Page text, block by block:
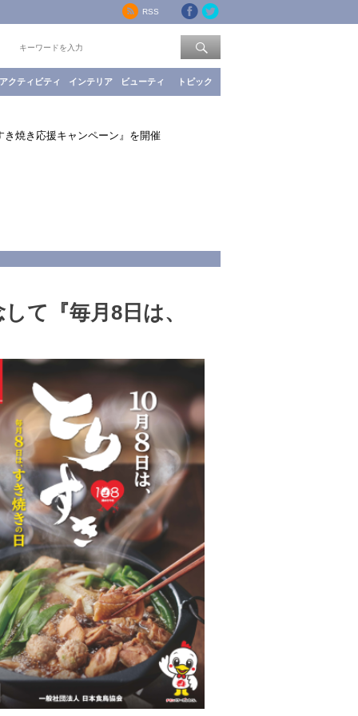
RSS
アクティビティ インテリア ビューティ トピック
焼き応援キャンペーン』を開催
て『毎月8日は、